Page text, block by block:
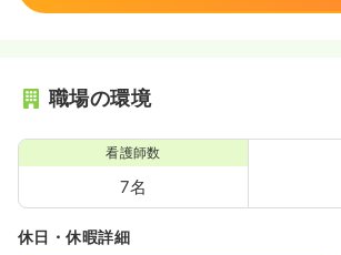
職場の環境
看護師数
7名
休日・休暇詳細